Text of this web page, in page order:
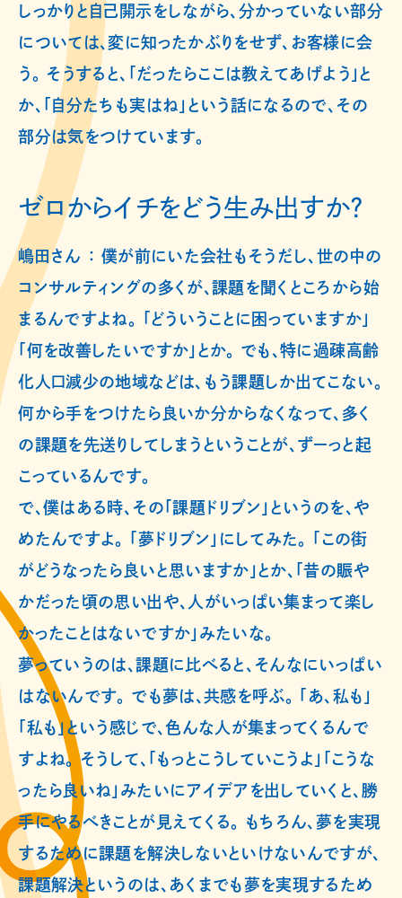
しっかりと自己開示をしながら、分かっていない部分
については、変に知ったかぶりをせず、お客様に会
う。 そうすると、「だったらここは教えてあげよう」と
か、「自分たちも実はね」という話になるので、その
部分は気をつけています。
ゼロからイチをどう生み出すか？
嶋田さん ： 僕が前にいた会社もそうだし、世の中の
コンサルティングの多くが、課題を聞くところから始
まるんですよね。 「どういうことに困っていますか」
「何を改善したいですか」とか。 でも、特に過疎高齢
化人口減少の地域などは、もう課題しか出てこない。
何から手をつけたら良いか分からなくなって、多く
の課題を先送りしてしまうということが、ずーっと起
こっているんです。
で、僕はある時、その「課題ドリブン」というのを、や
めたんですよ。 「夢ドリブン」にしてみた。 「この街
がどうなったら良いと思いますか」とか、「昔の賑や
かだった頃の思い出や、人がいっぱい集まって楽し
かったことはないですか」みたいな。
夢っていうのは、課題に比べると、そんなにいっぱい
はないんです。 でも夢は、共感を呼ぶ。 「あ、私も」
「私も」という感じで、色んな人が集まってくるんで
すよね。 そうして、「もっとこうしていこうよ」「こうな
ったら良いね」みたいにアイデアを出していくと、勝
手にやるべきことが見えてくる。 もちろん、夢を実現
するために課題を解決しないといけないんですが、
課題解決というのは、あくまでも夢を実現するため